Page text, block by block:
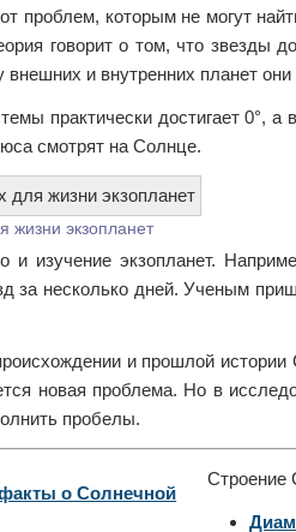
проблем, которым не могут
говорит о том, что звезды
и внутренних планет они
практически достигает 0°,
смотрят на Солнце.
жизни экзопланет
изучение экзопланет.
за несколько дней. Ученым
и прошлой
новая проблема. Но в
пробелы.
о Солнечной
Строение